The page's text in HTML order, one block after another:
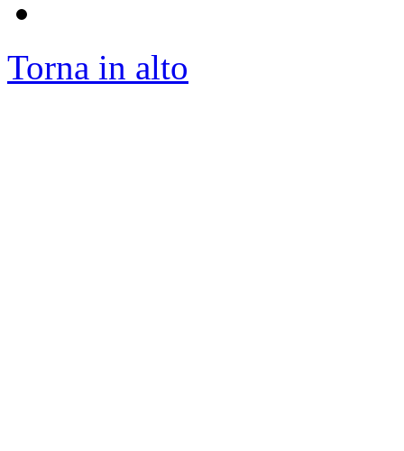
Torna in alto